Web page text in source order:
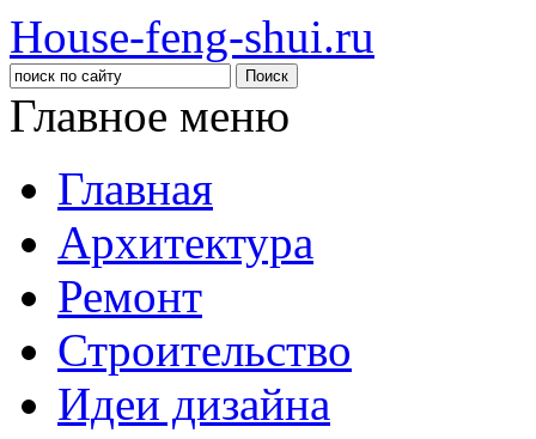
House-feng-shui.ru
Главное меню
Главная
Архитектура
Ремонт
Строительство
Идеи дизайна